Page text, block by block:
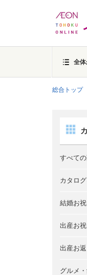
全
総合トップ
すべて
カタロ
結婚お
出産お
出産お返
グルメ